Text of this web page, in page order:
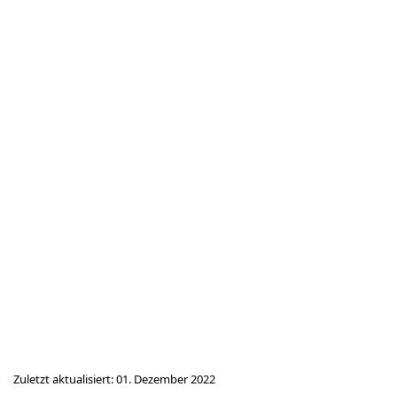
Zuletzt aktualisiert: 01. Dezember 2022